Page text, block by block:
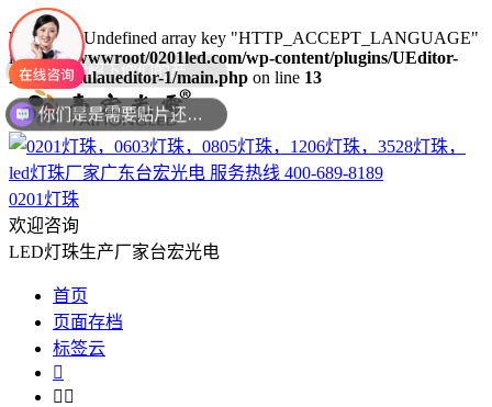
Warning
: Undefined array key "HTTP_ACCEPT_LANGUAGE"
in/www/wwwroot/0201led.com/wp-content/plugins/UEditor-
KityFormulaueditor-1/main.php on line 13
0201灯珠
欢迎咨询
LED灯珠生产厂家台宏光电
首页
页面存档
标签云

 